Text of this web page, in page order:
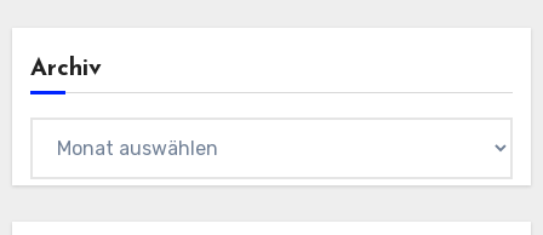
Archiv